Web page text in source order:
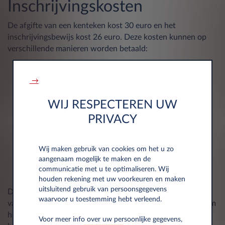
Inschrijvingskosten
De afgifte van een kenteken kost 30 euro en het
inschrijvingsbewijs kost 26 euro. Deze kosten kunnen op
verschillende manieren worden betaald:
indienen van de registratieaanvraag op de DIV-
Via bankoverschrijving: Het is soms mogelijk om de
kosten per bankoverschrijving te betalen door de
instructies te volgen die tijdens de aanvraag zijn
Persoonlijk: Je kunt een DIV-kantoor of een erkende
agent bezoeken om ter plaatse te betalen, met
creditcard of contant.
Daarnaast moet je ook de registratiebelasting betalen, die
varieert afhankelijk van het vermogen van het voertuig. Om
het te betalen, moet je wachten tot je de uitnodiging tot
→
WIJ RESPECTEREN UW
PRIVACY
Wij maken gebruik van cookies om het u zo
aangenaam mogelijk te maken en de
communicatie met u te optimaliseren. Wij
houden rekening met uw voorkeuren en maken
uitsluitend gebruik van persoonsgegevens
waarvoor u toestemming hebt verleend.
Voor meer info over uw persoonlijke gegevens,